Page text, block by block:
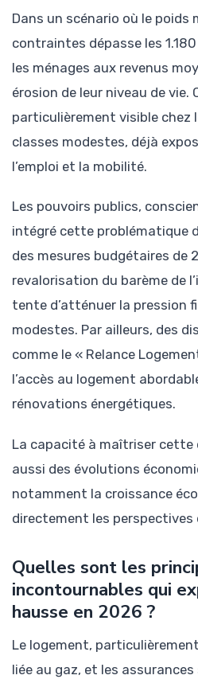
Dans un scénario où le poids
contraintes dépasse les
les ménages aux revenus
érosion de leur niveau de vie.
particulièrement visible chez
classes modestes, déjà
l’emploi et la mobilité.
Les pouvoirs publics,
intégré cette problématique
des mesures budgétaires de
revalorisation du barème de
tente d’atténuer la pression
modestes. Par ailleurs, des
comme le « Relance
l’accès au logement
rénovations énergétiques.
La capacité à maîtriser cette
aussi des évolutions
notamment la croissance
directement les perspectives
Quelles sont les
incontournables qui
hausse en 2026 ?
Le logement,
liée au gaz, et les